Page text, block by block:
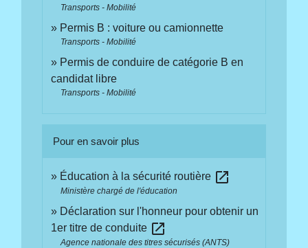
Transports - Mobilité
Permis B : voiture ou camionnette
Transports - Mobilité
Permis de conduire de catégorie B en
candidat libre
Transports - Mobilité
Pour en savoir plus
Éducation à la sécurité routière open_in_new
Ministère chargé de l'éducation
Déclaration sur l'honneur pour obtenir un
1er titre de conduite open_in_new
Agence nationale des titres sécurisés (ANTS)